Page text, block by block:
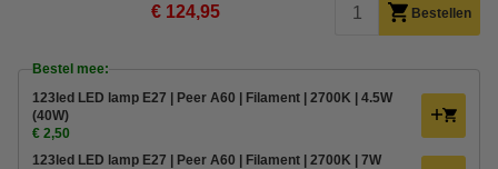
€ 124,95 Bestellen
Bestel mee:
123led LED lamp E27 | Peer A60 | Filament | 2700K | 4.5W
(40W)
€ 2,50
123led LED lamp E27 | Peer A60 | Filament | 2700K | 7W